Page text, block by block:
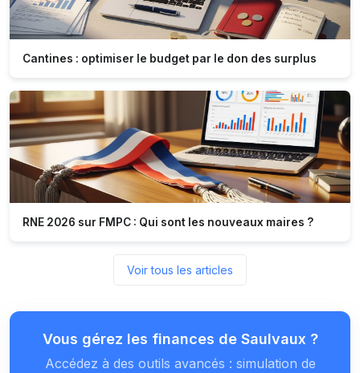
Cantines : optimiser le budget par le don des surplus
RNE 2026 sur FMPC : Qui sont les nouveaux maires ?
Voir tous les articles
Vous gérez les finances de Saulvaux ?
Accédez à des outils avancés : simulation de